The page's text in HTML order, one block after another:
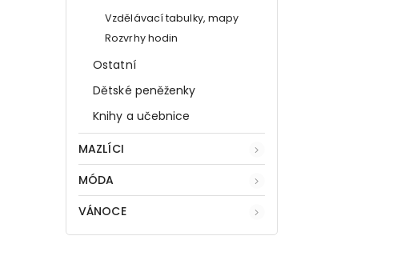
Vzdělávací tabulky, mapy
Rozvrhy hodin
Ostatní
Dětské peněženky
Knihy a učebnice
MAZLÍCI
MÓDA
VÁNOCE